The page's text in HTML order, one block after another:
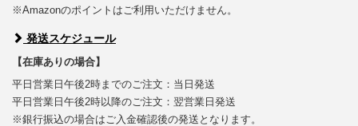
※Amazonのポイントはご利用いただけません。
発送スケジュール
【在庫ありの場合】
平日営業日午後2時までのご注文：当日発送
平日営業日午後2時以降のご注文：翌営業日発送
※銀行振込の場合はご入金確認後の発送となります。